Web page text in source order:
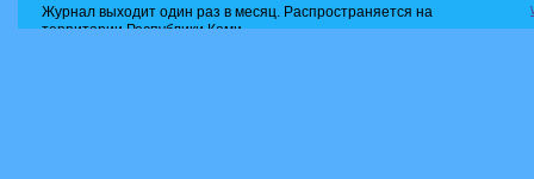
Журнал выходит один раз в месяц. Распространяется на
территории Республики Коми.